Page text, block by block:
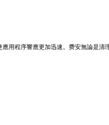
用程序響應更加迅速。费安無論是